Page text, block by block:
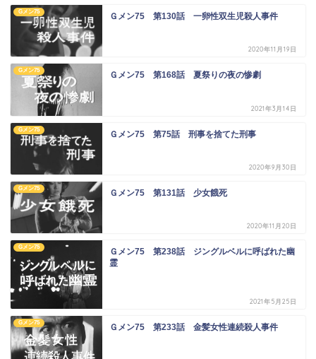
Gメン75 Ｇメン75 第130話 一卵性双生児殺人事件
2020年11月19日
Gメン75 Ｇメン75 第168話 夏祭りの夜の惨劇
2021年3月14日
Gメン75 Ｇメン75 第75話 刑事を捨てた刑事
2020年9月30日
Gメン75 Ｇメン75 第131話 少女餓死
2020年11月20日
Gメン75
Ｇメン75 第238話 ジングルベルに呼ばれた幽
霊
2021年5月25日
Gメン75 Ｇメン75 第233話 金髪女性連続殺人事件